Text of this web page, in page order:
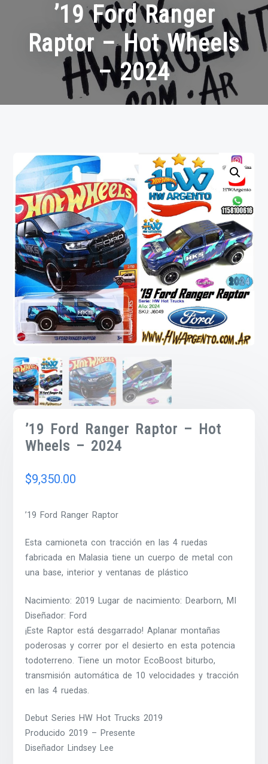
’19 Ford Ranger
Raptor – Hot Wheels
– 2024
’19 Ford Ranger Raptor – Hot
Wheels – 2024
$9,350.00
’19 Ford Ranger Raptor
Esta camioneta con tracción en las 4 ruedas
fabricada en Malasia tiene un cuerpo de metal con
una base, interior y ventanas de plástico
Nacimiento: 2019 Lugar de nacimiento: Dearborn, MI
Diseñador: Ford
¡Este Raptor está desgarrado! Aplanar montañas
poderosas y correr por el desierto en esta potencia
todoterreno. Tiene un motor EcoBoost biturbo,
transmisión automática de 10 velocidades y tracción
en las 4 ruedas.
Debut Series HW Hot Trucks 2019
Producido 2019 – Presente
Diseñador Lindsey Lee